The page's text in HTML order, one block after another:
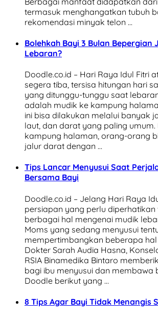
termasuk menghangatkan tubuh
rekomendasi minyak telon …
Bolehkah Bayi 3 Bulan Bepergian
Lebaran?
Doodle.co.id – Hari Raya Idul Fitri
segera tiba, tersisa hitungan hari
yang ditunggu-tunggu saat
adalah mudik ke kampung
ini bisa dilakukan melalui banyak
laut, dan darat yang paling
kampung halaman, orang-orang
jalur darat dengan …
Tips Lancar Menyusui Saat
Bersama Bayi
Doodle.co.id – Jelang Hari Raya
persiapan yang perlu diperhatikan
berbagai hal mengenai mudik
Moms yang sedang menyusui
mempertimbangkan beberapa hal
Dokter Sarah Audia Hasna,
RSIA Binamedika Bintaro
bagi ibu menyusui dan membawa
Doodle berikut yang …
8 Tips Agar Bayi Tidak Menangis